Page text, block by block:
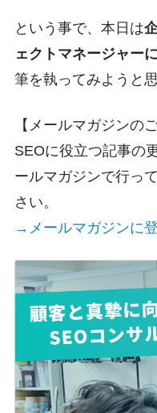
という事で、本日は
ェクトマネージャー
筆を執ってみようと思
【メールマガジンの
SEOに役立つ記事の
ールマガジンで行っ
さい。
→メールマガジンに